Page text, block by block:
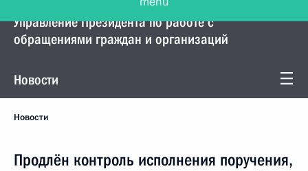
Управление Президента по работе с
обращениями граждан и организаций
Новости
Новости
Продлён контроль исполнения поручения,